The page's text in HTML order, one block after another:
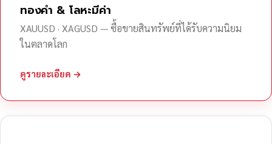
ทองคำ & โลหะมีค่า
XAUUSD · XAGUSD — ซื้อขายสินทรัพย์ที่ได้รับความนิยม
ในตลาดโลก
ดูรายละเอียด →